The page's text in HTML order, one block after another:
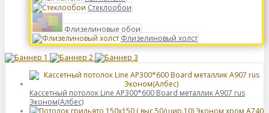
Стеклообои
Флизелиновые обои
Флизелиновый холст
Кассетный потолок Line AP300*600 Board металлик А907 rus
Эконом(Албес)